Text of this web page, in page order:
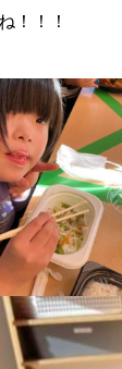
！！！